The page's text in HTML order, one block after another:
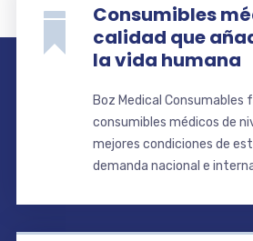
Consumibles
calidad que
la vida humana
Boz Medical Consumables
consumibles médicos de
mejores condiciones de
demanda nacional e